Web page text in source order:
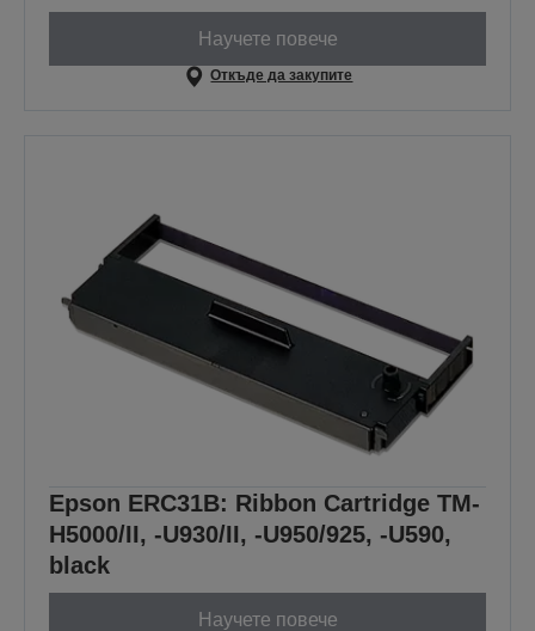
Научете повече
Откъде да закупите
Epson ERC31B: Ribbon Cartridge TM-
H5000/II, -U930/II, -U950/925, -U590,
black
Научете повече